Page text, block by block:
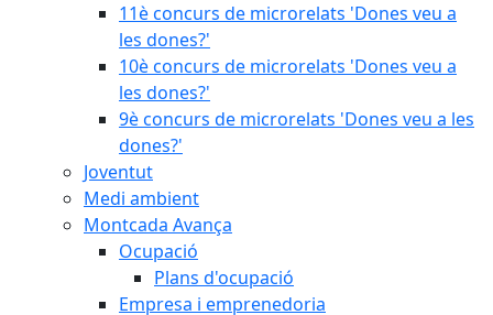
11è concurs de microrelats 'Dones veu a
les dones?'
10è concurs de microrelats 'Dones veu a
les dones?'
9è concurs de microrelats 'Dones veu a les
dones?'
Joventut
Medi ambient
Montcada Avança
Ocupació
Plans d'ocupació
Empresa i emprenedoria